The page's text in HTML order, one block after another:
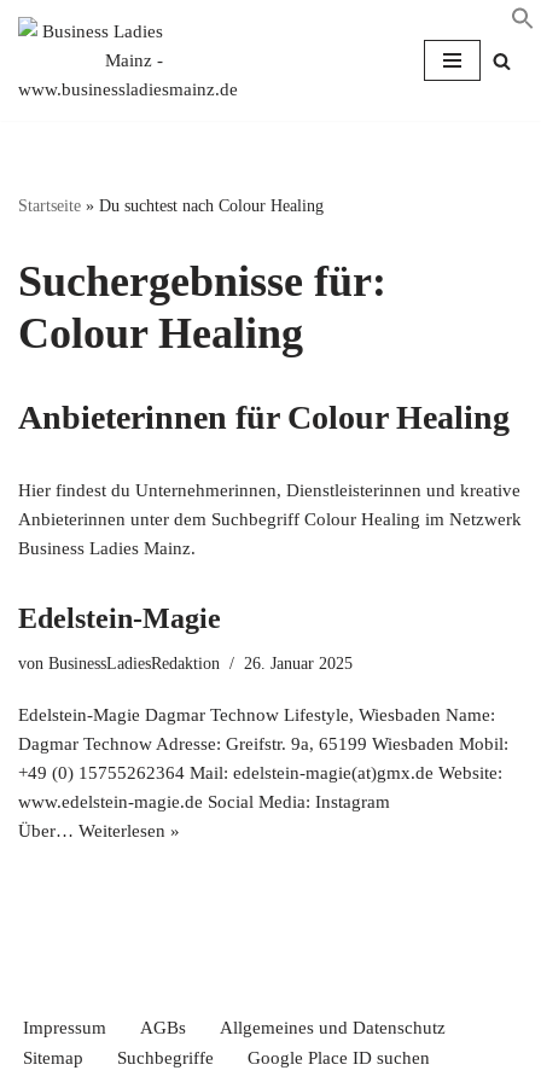
Inhalt
Startseite » Du suchtest nach Colour Healing
Suchergebnisse für:
Colour Healing
Anbieterinnen für Colour Healing
Hier findest du Unternehmerinnen, Dienstleisterinnen und kreative
Anbieterinnen unter dem Suchbegriff Colour Healing im Netzwerk
Business Ladies Mainz.
Edelstein-Magie
von BusinessLadiesRedaktion 26. Januar 2025
Edelstein-Magie Dagmar Technow Lifestyle, Wiesbaden Name:
Dagmar Technow Adresse: Greifstr. 9a, 65199 Wiesbaden Mobil:
+49 (0) 15755262364 Mail: edelstein-magie(at)gmx.de Website:
www.edelstein-magie.de Social Media: Instagram
Über… Weiterlesen »
Impressum AGBs
Allgemeines und Datenschutz
Sitemap
Suchbegriffe Google Place ID suchen